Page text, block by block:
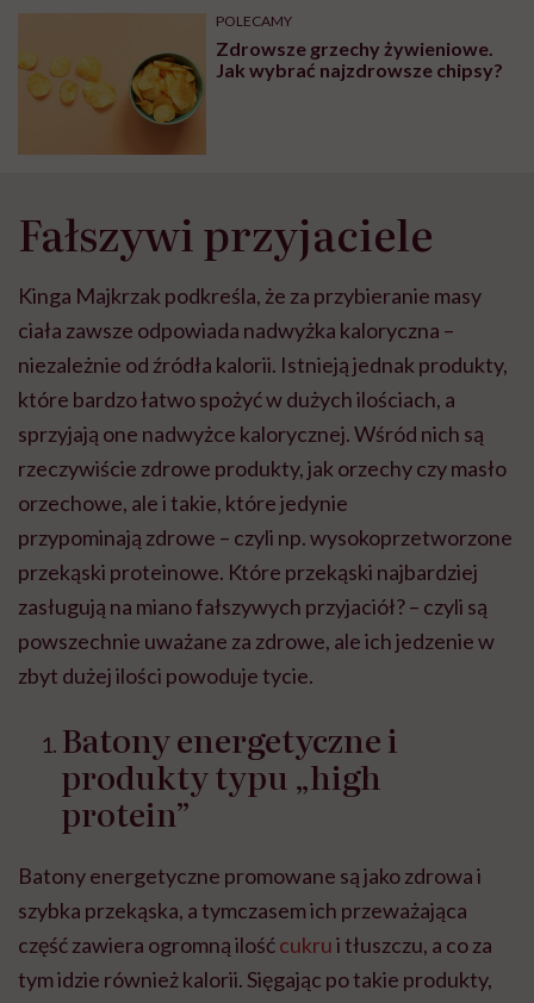
może chyba tylko
wyobraźni"
pracy
POLECAMY
Zdrowsze grzechy żywieniowe.
Jak wybrać najzdrowsze chipsy?
Fałszywi przyjaciele
Kinga Majkrzak podkreśla, że za przybieranie masy
ciała zawsze odpowiada nadwyżka kaloryczna –
niezależnie od źródła kalorii. Istnieją jednak produkty,
które bardzo łatwo spożyć w dużych ilościach, a
sprzyjają one nadwyżce kalorycznej. Wśród nich są
rzeczywiście zdrowe produkty, jak orzechy czy masło
orzechowe, ale i takie, które jedynie
przypominają zdrowe – czyli np. wysokoprzetworzone
przekąski proteinowe. Które przekąski najbardziej
zasługują na miano fałszywych przyjaciół? – czyli są
powszechnie uważane za zdrowe, ale ich jedzenie w
zbyt dużej ilości powoduje tycie.
Batony energetyczne i
produkty typu „high
protein”
Batony energetyczne promowane są jako zdrowa i
szybka przekąska, a tymczasem ich przeważająca
część zawiera ogromną ilośćcukrui tłuszczu, a co za
tym idzie również kalorii. Sięgając po takie produkty,